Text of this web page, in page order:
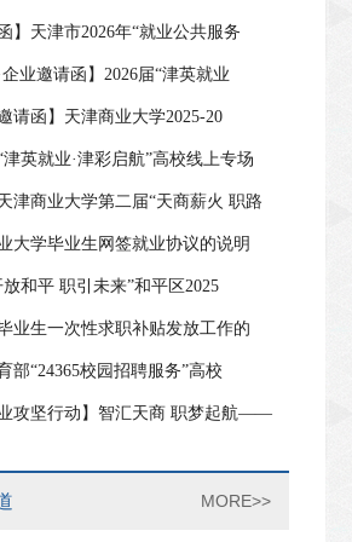
】天津市2026年“就业公共服务
企业邀请函】2026届“津英就业
请函】天津商业大学2025-20
津英就业·津彩启航”高校线上专场
津商业大学第二届“天商薪火 职路
大学毕业生网签就业协议的说明
和平 职引未来”和平区2025
业生一次性求职补贴发放工作的
部“24365校园招聘服务”高校
业攻坚行动】智汇天商 职梦起航——
MORE>>